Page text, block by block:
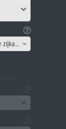
Canvas lijst - Afbeelding gespiegeld aan de zijkant